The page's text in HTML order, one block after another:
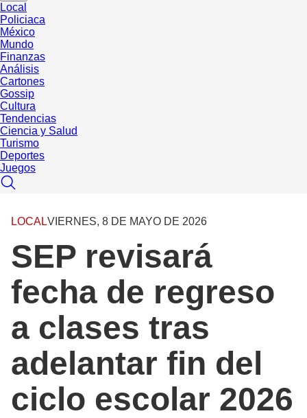
Local
Policiaca
México
Mundo
Finanzas
Análisis
Cartones
Gossip
Cultura
Tendencias
Ciencia y Salud
Turismo
Deportes
Juegos
LOCALVIERNES, 8 DE MAYO DE 2026
SEP revisará
fecha de regreso
a clases tras
adelantar fin del
ciclo escolar 2026